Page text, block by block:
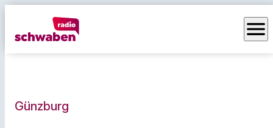
menu
Günzburg